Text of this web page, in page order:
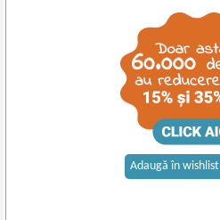
Adaugă în wishlist